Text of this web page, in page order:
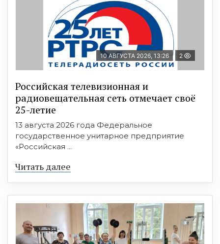
10 АВГУСТА 2026, 13:26 2
Российская телевизионная и
радиовещательная сеть отмечает своё
25-летие
13 августа 2026 года Федеральное
государственное унитарное предприятие
«Российская ...
Читать далее